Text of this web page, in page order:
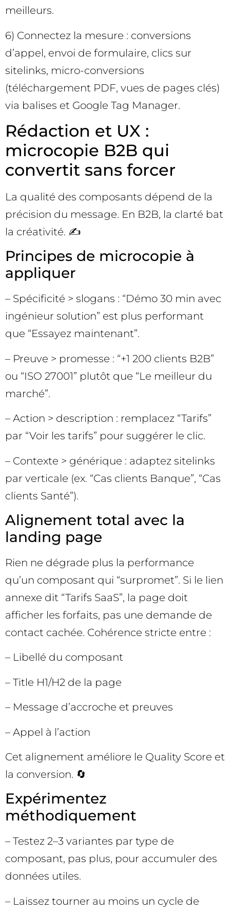
meilleurs.
6) Connectez la mesure : conversions
d’appel, envoi de formulaire, clics sur
sitelinks, micro-conversions
(téléchargement PDF, vues de pages clés)
via balises et Google Tag Manager.
Rédaction et UX :
microcopie B2B qui
convertit sans forcer
La qualité des composants dépend de la
précision du message. En B2B, la clarté bat
la créativité. ✍️
Principes de microcopie à
appliquer
– Spécificité > slogans : “Démo 30 min avec
ingénieur solution” est plus performant
que “Essayez maintenant”.
– Preuve > promesse : “+1 200 clients B2B”
ou “ISO 27001” plutôt que “Le meilleur du
marché”.
– Action > description : remplacez “Tarifs”
par “Voir les tarifs” pour suggérer le clic.
– Contexte > générique : adaptez sitelinks
par verticale (ex. “Cas clients Banque”, “Cas
clients Santé”).
Alignement total avec la
landing page
Rien ne dégrade plus la performance
qu’un composant qui “surpromet”. Si le lien
annexe dit “Tarifs SaaS”, la page doit
afficher les forfaits, pas une demande de
contact cachée. Cohérence stricte entre :
– Libellé du composant
– Title H1/H2 de la page
– Message d’accroche et preuves
– Appel à l’action
Cet alignement améliore le Quality Score et
la conversion. 🔄
Expérimentez
méthodiquement
– Testez 2–3 variantes par type de
composant, pas plus, pour accumuler des
données utiles.
– Laissez tourner au moins un cycle de